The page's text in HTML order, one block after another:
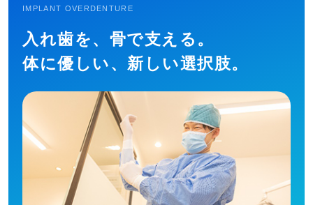
IMPLANT OVERDENTURE
入れ歯を、骨で支える。
体に優しい、新しい選択肢。